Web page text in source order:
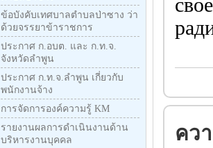
ข้อบังคับเทศบาลตำบลป่าซาง ว่า
ด้วยจรรยาข้าราชการ
ประกาศ ก.อบต. และ ก.ท.จ.
จังหวัดลำพูน
ประกาศ ก.ท.จ.ลำพูน เกี่ยวกับ
พนักงานจ้าง
การจัดการองค์ความรู้ KM
รายงานผลการดำเนินงานด้าน
บริหารงานบุคคล
คว